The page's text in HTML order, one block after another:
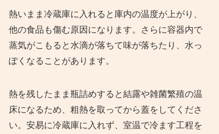
熱いまま冷蔵庫に入れると庫内の温度が上がり、
他の食品も傷む原因になります。さらに容器内で
蒸気がこもると水滴が落ちて味が落ちたり、水っ
ぽくなることがあります。
熱を残したまま瓶詰めすると結露や雑菌繁殖の温
床になるため、粗熱を取ってから蓋をしてくださ
い。安易に冷蔵庫に入れず、室温で冷ます工程を